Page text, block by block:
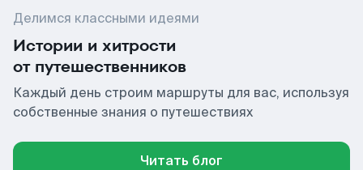
Делимся классными идеями
Истории и хитрости
от путешественников
Каждый день строим маршруты для вас, используя
собственные знания о путешествиях
Читать блог